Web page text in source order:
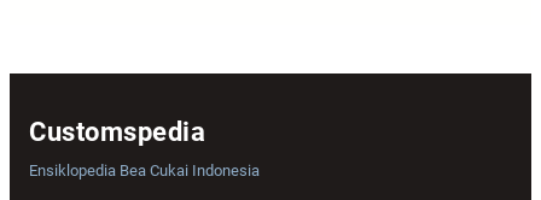
Customspedia
Ensiklopedia Bea Cukai Indonesia